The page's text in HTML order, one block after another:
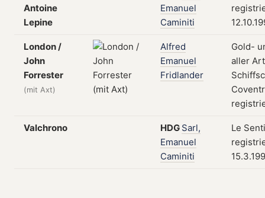
Antoine
Lepine
Emanuel
Caminiti
London /
John
Forrester
(mit Axt)
Alfred
Emanuel
Fridlander
Gold-
aller
Valchrono HDG Sarl,
Emanuel
Caminiti
Le